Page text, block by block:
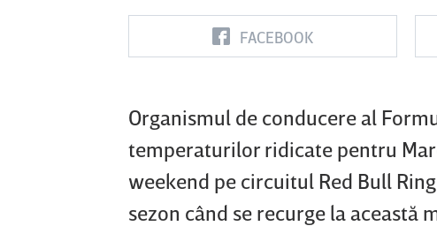
FACEBOOK
Organismul de conducere al
temperaturilor ridicate pentru
weekend pe circuitul Red Bull
sezon când se recurge la această
FC Botoşani
Corvinul
Hunedoara
Sepsi OSK Sf